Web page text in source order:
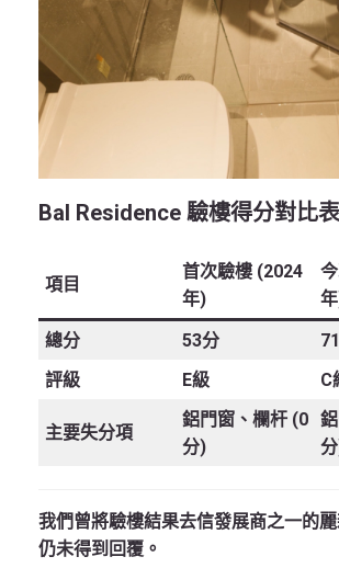
Bal Residence 驗樓得分對比表
項目
首次驗樓 (2024
年)
總分
53分
評級
E級 C
主要失分項
鋁門窗、欄杆 (0
分)
我們曾將驗樓結果去信發展商之一的
仍未得到回覆。